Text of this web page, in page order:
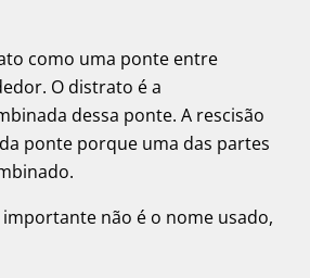
como uma ponte entre
O distrato é a
dessa ponte. A rescisão
ponte porque uma das partes
não é o nome usado,